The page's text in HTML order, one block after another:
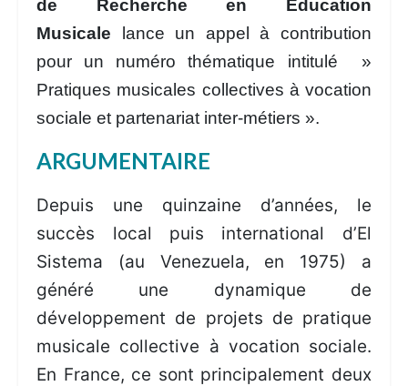
de Recherche en Education
Musicale lance un appel à contribution
pour un numéro thématique intitulé »
Pratiques musicales collectives à vocation
sociale et partenariat inter-métiers ».
ARGUMENTAIRE
Depuis une quinzaine d’années, le
succès local puis international d’El
Sistema (au Venezuela, en 1975) a
généré une dynamique de
développement de projets de pratique
musicale collective à vocation sociale.
En France, ce sont principalement deux